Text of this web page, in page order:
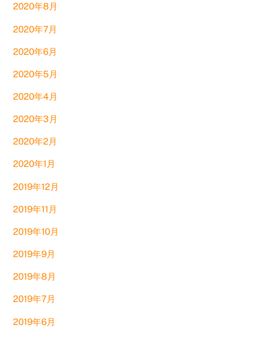
2020年8月
2020年7月
2020年6月
2020年5月
2020年4月
2020年3月
2020年2月
2020年1月
2019年12月
2019年11月
2019年10月
2019年9月
2019年8月
2019年7月
2019年6月